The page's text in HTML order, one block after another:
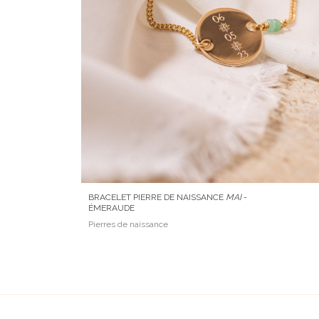
BRACELET PIERRE DE NAISSANCE MAI-
ÉMERAUDE
Pierres de naissance